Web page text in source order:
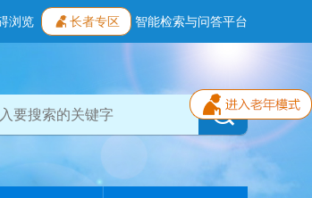
浏览 长者专区 智能检索与问答平台